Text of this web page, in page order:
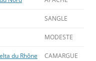
SANGLE
MODESTE
du Rhône CAMARGUE